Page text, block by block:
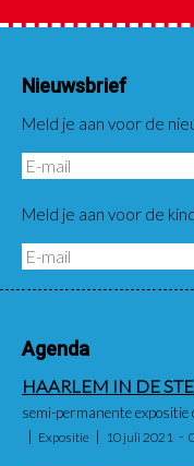
Nieuwsbrief
Meld je aan voor de
Meld je aan voor de
Agenda
HAARLEM IN DE
semi-permanente
Expositie 10 juli 2021